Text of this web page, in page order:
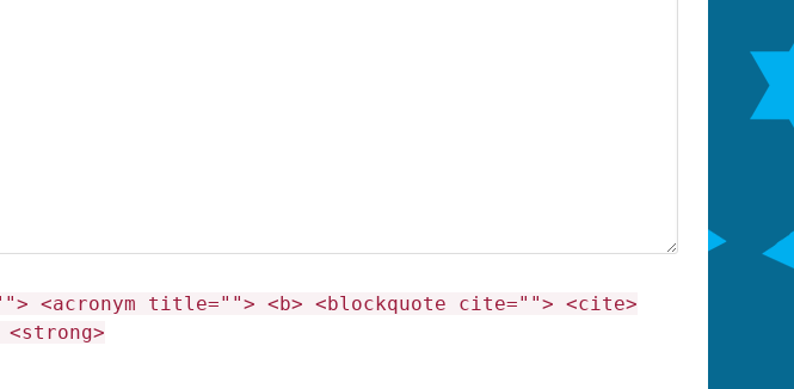
title=""> <b> <blockquote cite=""> <cite>